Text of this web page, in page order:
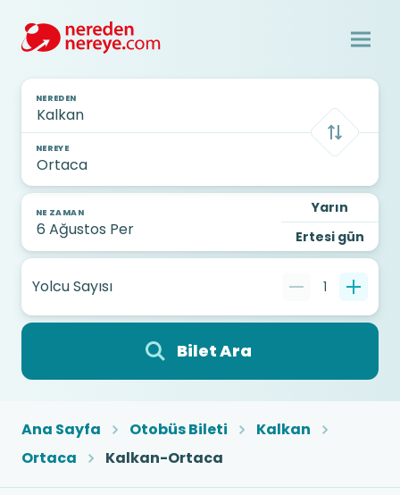
NEREDEN
NEREYE
NE ZAMAN
Yarın
Ertesi gün
Yolcu Sayısı 1
Bilet Ara
Ana Sayfa Otobüs Bileti
Kalkan
Ortaca
Kalkan-Ortaca